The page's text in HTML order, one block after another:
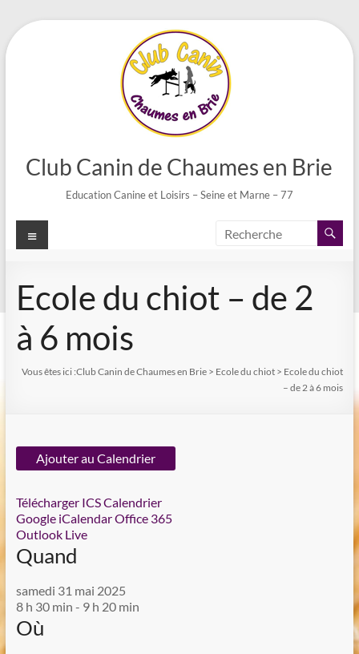
Aller
au
Club Canin de Chaumes en Brie
Education Canine et Loisirs – Seine et Marne – 77
Menu
Ecole du chiot – de 2
à 6 mois
Vous êtes ici :Club Canin de Chaumes en Brie > Ecole du chiot > Ecole du chiot
– de 2 à 6 mois
Ajouter au Calendrier
Télécharger ICSCalendrier
Google iCalendarOffice 365
Outlook Live
Quand
samedi 31 mai 2025
8 h 30 min - 9 h 20 min
Où